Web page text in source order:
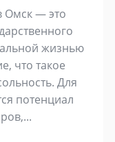
Омск — это
жизнью
что такое
Для
потенциал